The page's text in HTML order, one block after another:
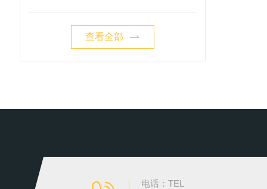
查看全部
电话：TEL